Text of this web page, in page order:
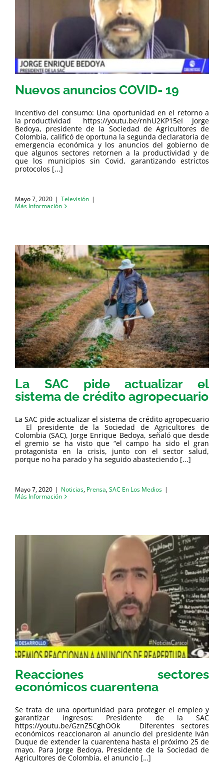
Nuevos anuncios COVID- 19
Incentivo del consumo: Una oportunidad en el retorno a
la productividad https://youtu.be/rnhU2KP15eI Jorge
Bedoya, presidente de la Sociedad de Agricultores de
Colombia, calificó de oportuna la segunda declaratoria de
emergencia económica y los anuncios del gobierno de
que algunos sectores retornen a la productividad y de
que los municipios sin Covid, garantizando estrictos
protocolos [...]
Mayo 7, 2020 | Televisión |
Más Información
La SAC pide actualizar el
sistema de crédito agropecuario
La SAC pide actualizar el sistema de crédito agropecuario
El presidente de la Sociedad de Agricultores de
Colombia (SAC), Jorge Enrique Bedoya, señaló que desde
el gremio se ha visto que “el campo ha sido el gran
protagonista en la crisis, junto con el sector salud,
porque no ha parado y ha seguido abasteciendo [...]
Mayo 7, 2020 | Noticias, Prensa,SAC En Los Medios |
Más Información
Reacciones sectores
económicos cuarentena
Se trata de una oportunidad para proteger el empleo y
garantizar ingresos: Presidente de la SAC
https://youtu.be/GznZ5CghOOk Diferentes sectores
económicos reaccionaron al anuncio del presidente Iván
Duque de extender la cuarentena hasta el próximo 25 de
mayo. Para Jorge Bedoya, Presidente de la Sociedad de
Agricultores de Colombia, el anuncio […]